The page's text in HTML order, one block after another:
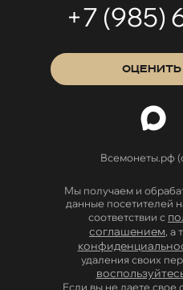
+7 (985)
Всемонеты.рф
Мы получаем и
данные посетителей
соответствии с
соглашением, а
удаления своих
Если вы не даете свое